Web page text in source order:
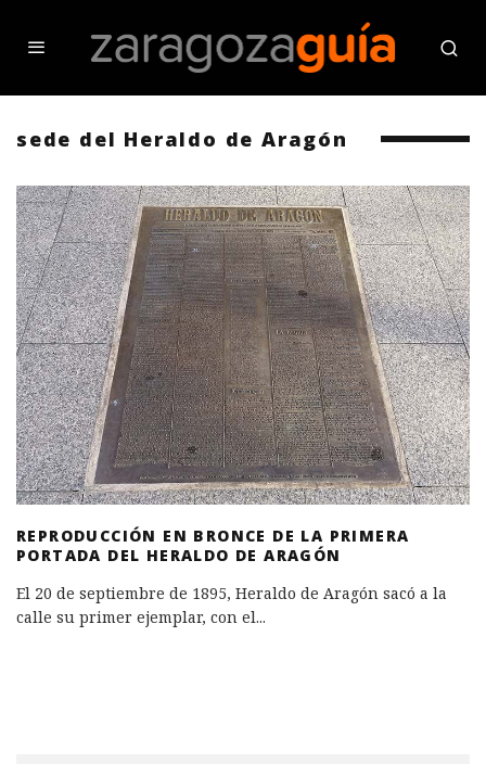
sede del Heraldo de Aragón
REPRODUCCIÓN EN BRONCE DE LA PRIMERA
PORTADA DEL HERALDO DE ARAGÓN
El 20 de septiembre de 1895, Heraldo de Aragón sacó a la
calle su primer ejemplar, con el...